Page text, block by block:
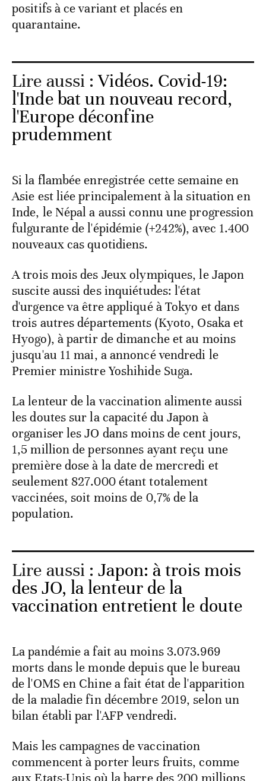
positifs à ce variant et placés en
quarantaine.
Lire aussi :Vidéos. Covid-19:
l'Inde bat un nouveau record,
l'Europe déconfine
prudemment
Si la flambée enregistrée cette semaine en
Asie est liée principalement à la situation en
Inde, le Népal a aussi connu une progression
fulgurante de l'épidémie (+242%), avec 1.400
nouveaux cas quotidiens.
A trois mois des Jeux olympiques, le Japon
suscite aussi des inquiétudes: l'état
d'urgence va être appliqué à Tokyo et dans
trois autres départements (Kyoto, Osaka et
Hyogo), à partir de dimanche et au moins
jusqu'au 11 mai, a annoncé vendredi le
Premier ministre Yoshihide Suga.
La lenteur de la vaccination alimente aussi
les doutes sur la capacité du Japon à
organiser les JO dans moins de cent jours,
1,5 million de personnes ayant reçu une
première dose à la date de mercredi et
seulement 827.000 étant totalement
vaccinées, soit moins de 0,7% de la
population.
Lire aussi :Japon: à trois mois
des JO, la lenteur de la
vaccination entretient le doute
La pandémie a fait au moins 3.073.969
morts dans le monde depuis que le bureau
de l'OMS en Chine a fait état de l'apparition
de la maladie fin décembre 2019, selon un
bilan établi par l'AFP vendredi.
Mais les campagnes de vaccination
commencent à porter leurs fruits, comme
aux Etats-Unis où la barre des 200 millions